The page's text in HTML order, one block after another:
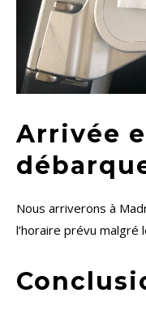
Arrivée
Nous arriverons à
l’horaire prévu